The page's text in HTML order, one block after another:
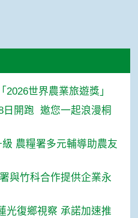
世界農業旅遊獎」
日開跑 邀您一起浪漫桐
農糧署多元輔導助農友
與竹科合作提供企業永
光復鄉視察 承諾加速推